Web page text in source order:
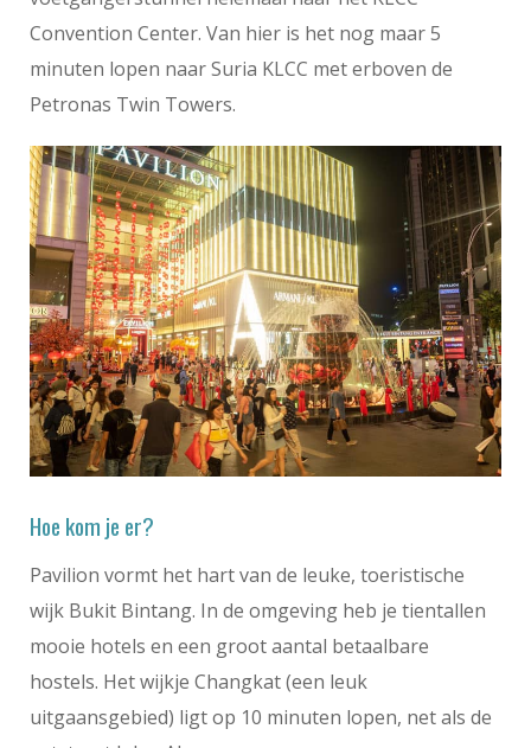
Convention Center. Van hier is het nog maar 5
minuten lopen naar Suria KLCC met erboven de
Petronas Twin Towers.
Hoe kom je er?
Pavilion vormt het hart van de leuke, toeristische
wijk Bukit Bintang. In de omgeving heb je tientallen
mooie hotels en een groot aantal betaalbare
hostels. Het wijkje Changkat (een leuk
uitgaansgebied) ligt op 10 minuten lopen, net als de